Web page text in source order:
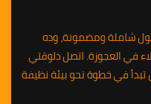
شاملة ومضمونة، وده
في العجوزة. اتصل دلوقتي
في خطوة نحو بيئة نظيفة